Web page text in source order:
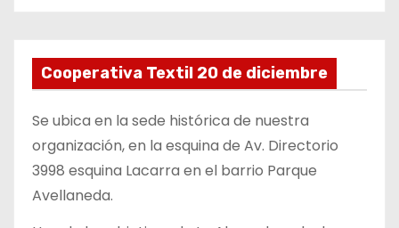
Cooperativa Textil 20 de diciembre
Se ubica en la sede histórica de nuestra
organización, en la esquina de Av. Directorio
3998 esquina Lacarra en el barrio Parque
Avellaneda.